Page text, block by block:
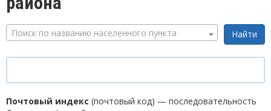
Поиск по названию населенного пункта
Почтовый индекс (почтовый код) — последовательность